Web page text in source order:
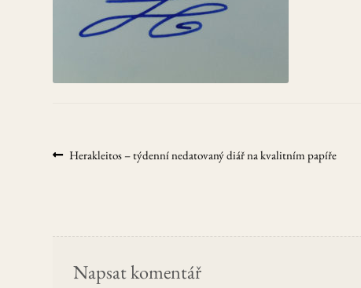
Navigace
Předchozí
Herakleitos – týdenní nedatovaný diář na kvalitním papíře
Napsat komentář